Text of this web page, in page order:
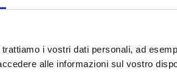
trattiamo i vostri dati personali, ad
alle informazioni sul vostro
disciplinare
erogazione
VERONA